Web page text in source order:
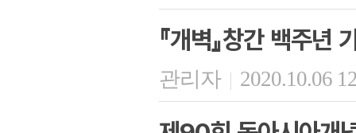
『개벽』창간 백주년
관리자 | 2020.10.06